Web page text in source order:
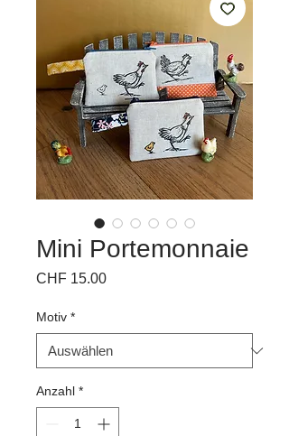
Mini Portemonnaie
CHF 15.00Preis
Motiv *
Anzahl *